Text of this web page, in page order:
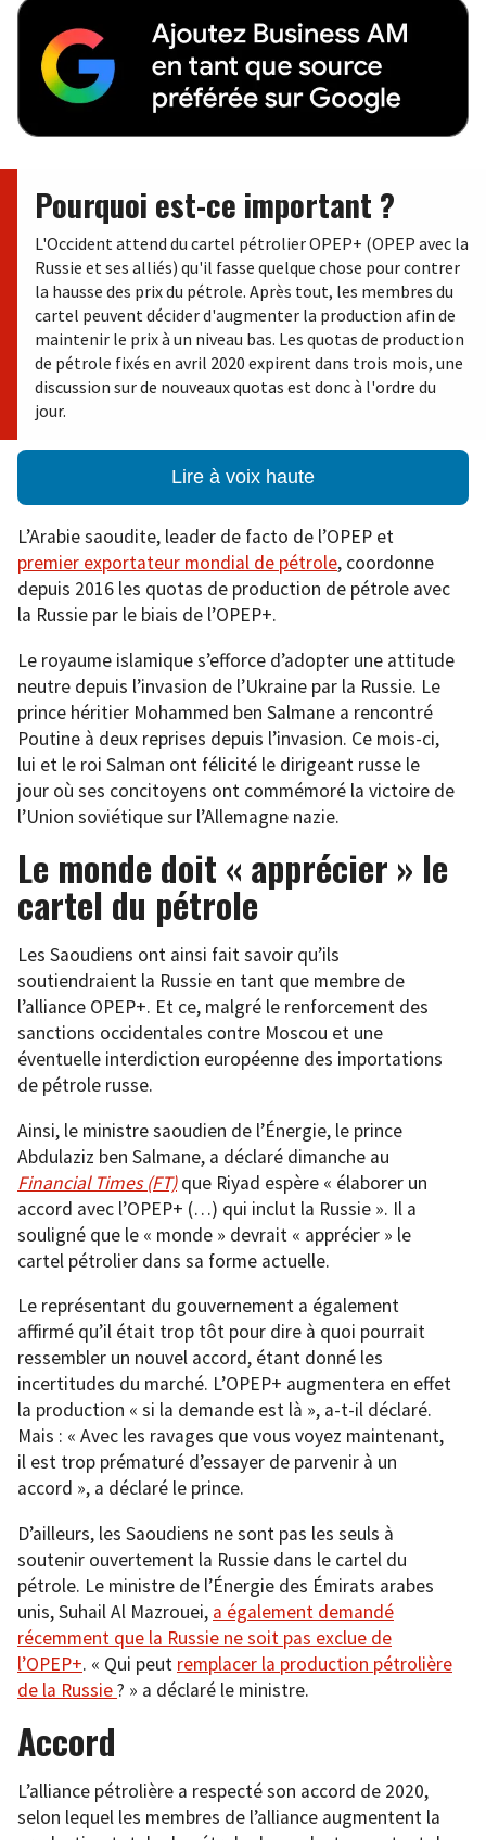
Pourquoi est-ce important ?
L'Occident attend du cartel pétrolier OPEP+ (OPEP avec la
Russie et ses alliés) qu'il fasse quelque chose pour contrer
la hausse des prix du pétrole. Après tout, les membres du
cartel peuvent décider d'augmenter la production afin de
maintenir le prix à un niveau bas. Les quotas de production
de pétrole fixés en avril 2020 expirent dans trois mois, une
discussion sur de nouveaux quotas est donc à l'ordre du
jour.
Lire à voix haute
L’Arabie saoudite, leader de facto de l’OPEP et
premier exportateur mondial de pétrole, coordonne
depuis 2016 les quotas de production de pétrole avec
la Russie par le biais de l’OPEP+.
Le royaume islamique s’efforce d’adopter une attitude
neutre depuis l’invasion de l’Ukraine par la Russie. Le
prince héritier Mohammed ben Salmane a rencontré
Poutine à deux reprises depuis l’invasion. Ce mois-ci,
lui et le roi Salman ont félicité le dirigeant russe le
jour où ses concitoyens ont commémoré la victoire de
l’Union soviétique sur l’Allemagne nazie.
Le monde doit « apprécier » le
cartel du pétrole
Les Saoudiens ont ainsi fait savoir qu’ils
soutiendraient la Russie en tant que membre de
l’alliance OPEP+. Et ce, malgré le renforcement des
sanctions occidentales contre Moscou et une
éventuelle interdiction européenne des importations
de pétrole russe.
Ainsi, le ministre saoudien de l’Énergie, le prince
Abdulaziz ben Salmane, a déclaré dimanche au
Financial Times (FT)que Riyad espère « élaborer un
accord avec l’OPEP+ (…) qui inclut la Russie ». Il a
souligné que le « monde » devrait « apprécier » le
cartel pétrolier dans sa forme actuelle.
Le représentant du gouvernement a également
affirmé qu’il était trop tôt pour dire à quoi pourrait
ressembler un nouvel accord, étant donné les
incertitudes du marché. L’OPEP+ augmentera en effet
la production « si la demande est là », a-t-il déclaré.
Mais : « Avec les ravages que vous voyez maintenant,
il est trop prématuré d’essayer de parvenir à un
accord », a déclaré le prince.
D’ailleurs, les Saoudiens ne sont pas les seuls à
soutenir ouvertement la Russie dans le cartel du
pétrole. Le ministre de l’Énergie des Émirats arabes
unis, Suhail Al Mazrouei, a également demandé
récemment que la Russie ne soit pas exclue de
l’OPEP+. « Qui peut remplacer la production pétrolière
de la Russie? » a déclaré le ministre.
Accord
L’alliance pétrolière a respecté son accord de 2020,
selon lequel les membres de l’alliance augmentent la